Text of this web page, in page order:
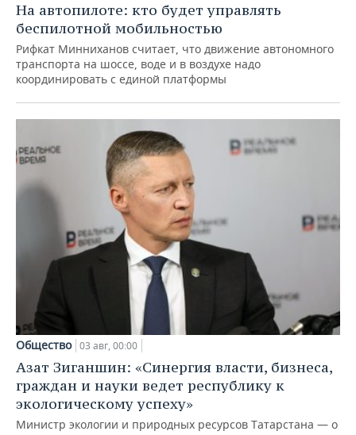
На автопилоте: кто будет управлять
беспилотной мобильностью
Рифкат Минниханов считает, что движение автономного
транспорта на шоссе, воде и в воздухе надо
координировать с единой платформы
Общество 03 авг, 00:00
Азат Зиганшин: «Синергия власти, бизнеса,
граждан и науки ведет республику к
экологическому успеху»
Министр экологии и природных ресурсов Татарстана — о